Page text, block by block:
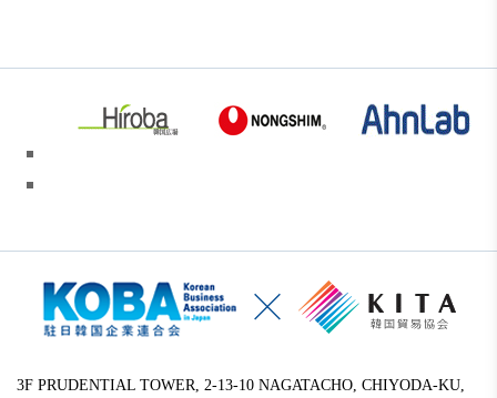
3F PRUDENTIAL TOWER, 2-13-10 NAGATACHO, CHIYODA-KU,